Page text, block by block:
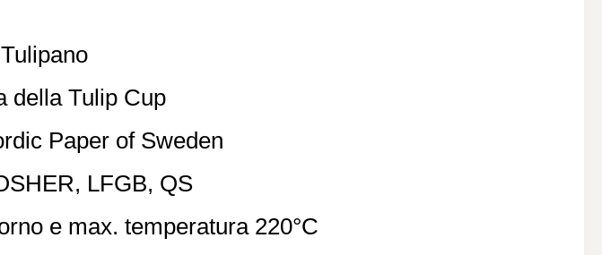
della Tulip Cup
Paper of Sweden
LFGB, QS
e max. temperatura 220°C